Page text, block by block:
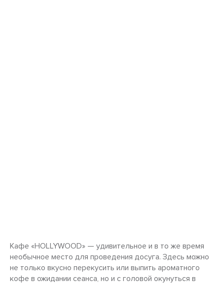
Кафе «HOLLYWOOD» — удивительное и в то же время
необычное место для проведения досуга. Здесь можно
не только вкусно перекусить или выпить ароматного
кофе в ожидании сеанса, но и с головой окунуться в